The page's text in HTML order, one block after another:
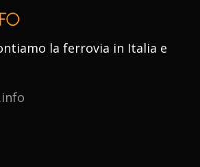
la ferrovia in Italia e